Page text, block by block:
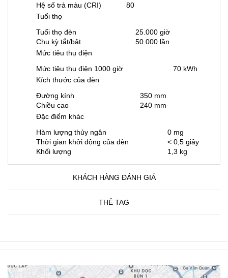
Hệ số trả màu (CRI)
80
Tuổi thọ
Tuổi thọ đèn
25.000 giờ
Chu kỳ tắt/bật
50.000 lần
Mức tiêu thụ điện
Mức tiêu thụ điện 1000 giờ
70 kWh
Kích thước của đèn
Đường kính
350 mm
Chiều cao
240 mm
Đặc điểm khác
Hàm lượng thủy ngân
0 mg
Thời gian khởi động của đèn
< 0,5 giây
Khối lượng
1,3 kg
KHÁCH HÀNG ĐÁNH GIÁ
THẺ TAG